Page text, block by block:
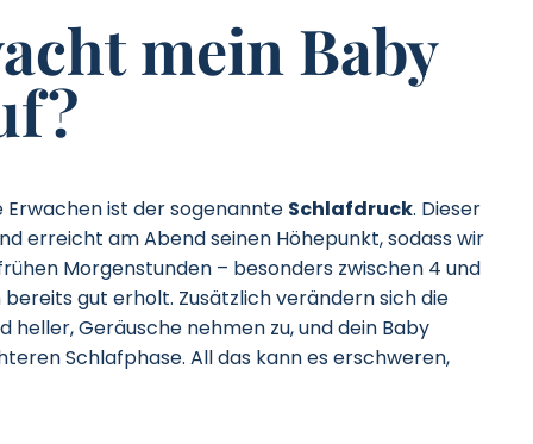
mein Baby
ist der sogenannte Schlafdruck. Dieser
erreicht am Abend seinen Höhepunkt, sodass wir
Morgenstunden – besonders zwischen 4 und
gut erholt. Zusätzlich verändern sich die
heller, Geräusche nehmen zu, und dein Baby
Schlafphase. All das kann es erschweren,